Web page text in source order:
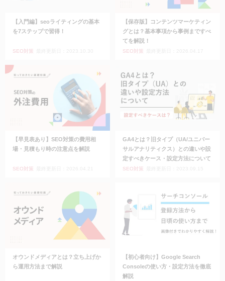
【入門編】seoライティングの基本
を7ステップで習得！
SEO対策
【保存版】コンテンツマーケティン
グとは？基本事項から事例まですべ
てを解説！
SEO対策
【早見表あり】SEO対策の費用相
場・見積もり時の注意点を解説
SEO対策
GA4とは？旧タイプ（UA/ユニバー
サルアナリティクス）との違いや設
定すべきケース・設定方法について
SEO対策
オウンドメディアとは？立ち上げか
ら運用方法まで解説
【初心者向け】Google Search
Consoleの使い方・設定方法を徹底
解説